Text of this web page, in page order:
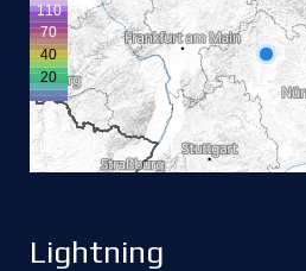
Lightning